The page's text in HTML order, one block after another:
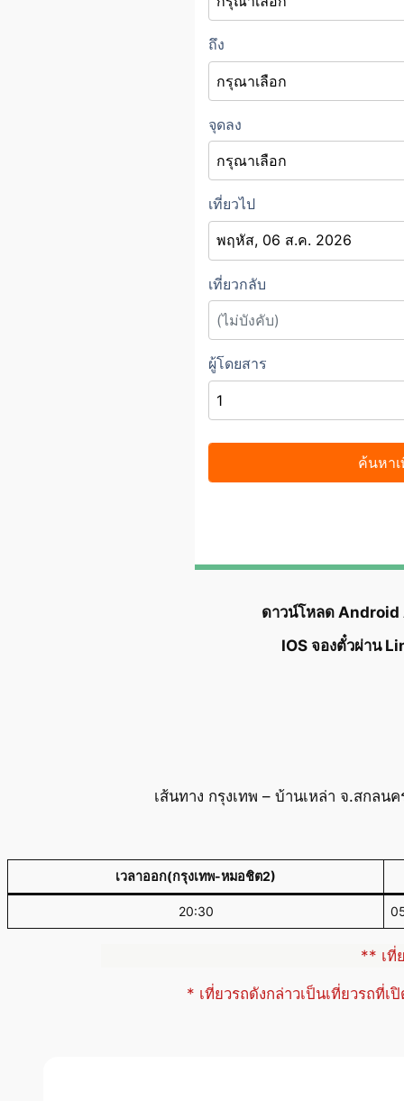
ดาวน์โหลด Android
IOS จองตั๋วผ่าน
เส้นทาง กรุงเทพ – บ้านเหล่า จ.สกลน
เวลาออก(กรุงเทพ-หมอชิต2)
20:30
** เที่
* เที่ยวรถดังกล่าวเป็นเที่ยวรถที่